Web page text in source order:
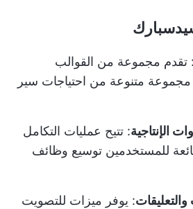
: تقدم مجموعة من القوالب
متنوعة من احتياجات سير
الإنتاجية: تتيح عمليات التكامل
للمستخدمين توسيع وظائف
: يوفر ميزات للتصويت